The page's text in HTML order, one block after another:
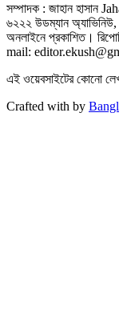
সম্পাদক : জাহান হাসান
৬২২২ উডম্যান
অনলাইনে প্রকাশিত।
mail:
এই ওয়েবসাইটের কোনো
Crafted with by